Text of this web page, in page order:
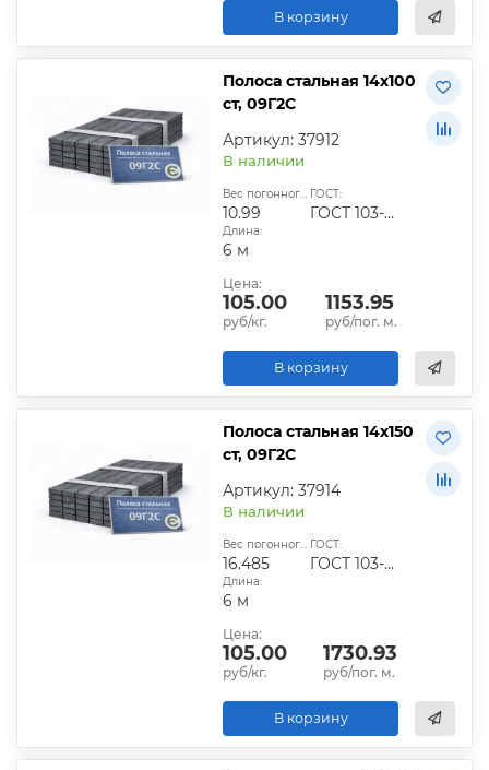
В корзину
Полоса стальная 14х100
ст, 09Г2С
Артикул: 37912
В наличии
Вес погонного метра, кг:
10.99
ГОСТ:
ГОСТ 103-2006
Длина:
6 м
Цена:
105.00
руб/кг.
1153.95
руб/пог. м.
В корзину
Полоса стальная 14х150
ст, 09Г2С
Артикул: 37914
В наличии
Вес погонного метра, кг:
16.485
ГОСТ:
ГОСТ 103-2006
Длина:
6 м
Цена:
105.00
руб/кг.
1730.93
руб/пог. м.
В корзину